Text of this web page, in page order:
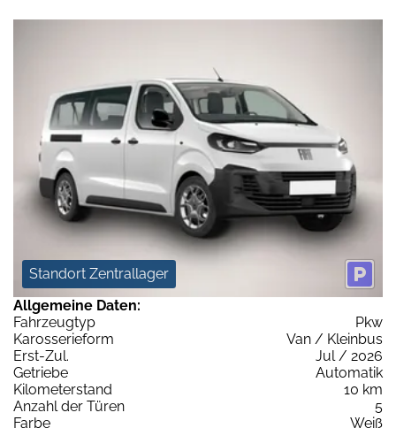
Standort Zentrallager
Allgemeine Daten:
Fahrzeugtyp
Pkw
Karosserieform
Van / Kleinbus
Erst-Zul.
Jul / 2026
Getriebe
Automatik
Kilometerstand
10 km
Anzahl der Türen
5
Farbe
Weiß